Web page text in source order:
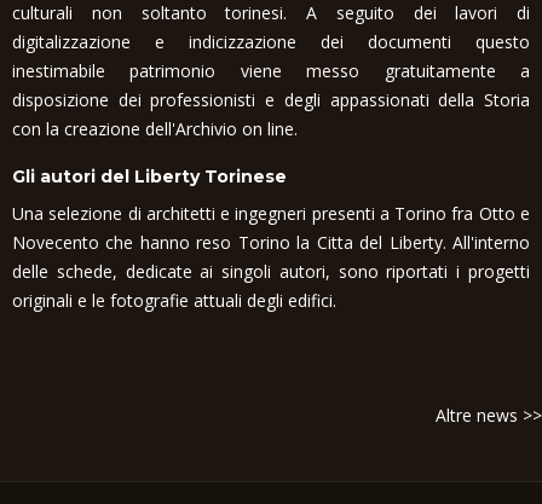
culturali non soltanto torinesi. A seguito dei lavori di
digitalizzazione e indicizzazione dei documenti questo
inestimabile patrimonio viene messo gratuitamente a
disposizione dei professionisti e degli appassionati della Storia
con la creazione dell'Archivio on line.
Gli autori del Liberty Torinese
Una selezione di architetti e ingegneri presenti a Torino fra Otto e
Novecento che hanno reso Torino la Citta del Liberty. All'interno
delle schede, dedicate ai singoli autori, sono riportati i progetti
originali e le fotografie attuali degli edifici.
Altre news >>